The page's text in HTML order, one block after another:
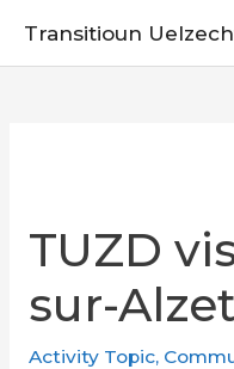
Transitioun
TUZD
sur-
Activity Topic,